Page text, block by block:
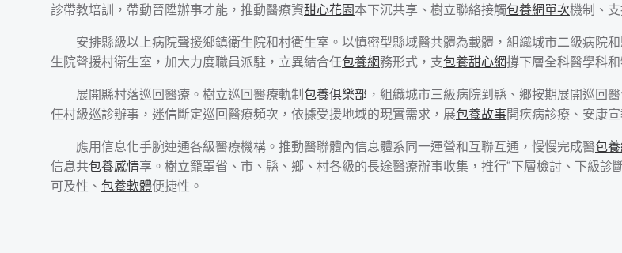
診帶教培訓，帶動晉陞辦事才能，推動醫療資甜心花園本下沉共享、樹立聯絡接觸包養網單次機制、
安排縣級以上病院聲援鄉鎮衛生院和村衛生室。以慎密型縣域醫共體為載體，組織城市二級病院
生院聲援村衛生室，加大力度職員派駐，立異結合任包養網務形式，支包養甜心網撐下層全科醫學科
展開縣村落巡回醫療。樹立巡回醫療軌制包養俱樂部 ，組織城市三級病院到縣、鄉按期展開巡回醫
任村級巡診辦事，迷信斷定巡回醫療頻次，依據受援地域的現實需求，展包養故事開疾病診療、安康
應用信息化手腕連通各級醫療機構。推動醫聯體內信息體系同一運營和互聯互通，慢慢完成醫包
信息共包養感情享。樹立籠罩省、市、縣、鄉、村各級的長途醫療辦事收集，推行“下層檢討、下級診
可及性、 包養軟體便捷性。